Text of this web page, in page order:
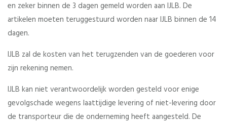
en zeker binnen de 3 dagen gemeld worden aan IJLB. De
artikelen moeten teruggestuurd worden naar IJLB binnen de 14
dagen.
IJLB zal de kosten van het terugzenden van de goederen voor
zijn rekening nemen.
IJLB kan niet verantwoordelijk worden gesteld voor enige
gevolgschade wegens laattijdige levering of niet-levering door
de transporteur die de onderneming heeft aangesteld. De